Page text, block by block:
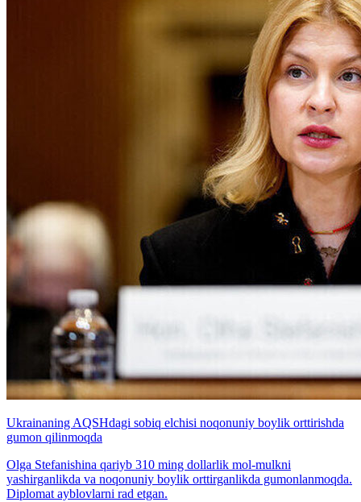
Ukrainaning AQSHdagi sobiq elchisi noqonuniy boylik orttirishda
gumon qilinmoqda
Olga Stefanishina qariyb 310 ming dollarlik mol-mulkni
yashirganlikda va noqonuniy boylik orttirganlikda gumonlanmoqda.
Diplomat ayblovlarni rad etgan.